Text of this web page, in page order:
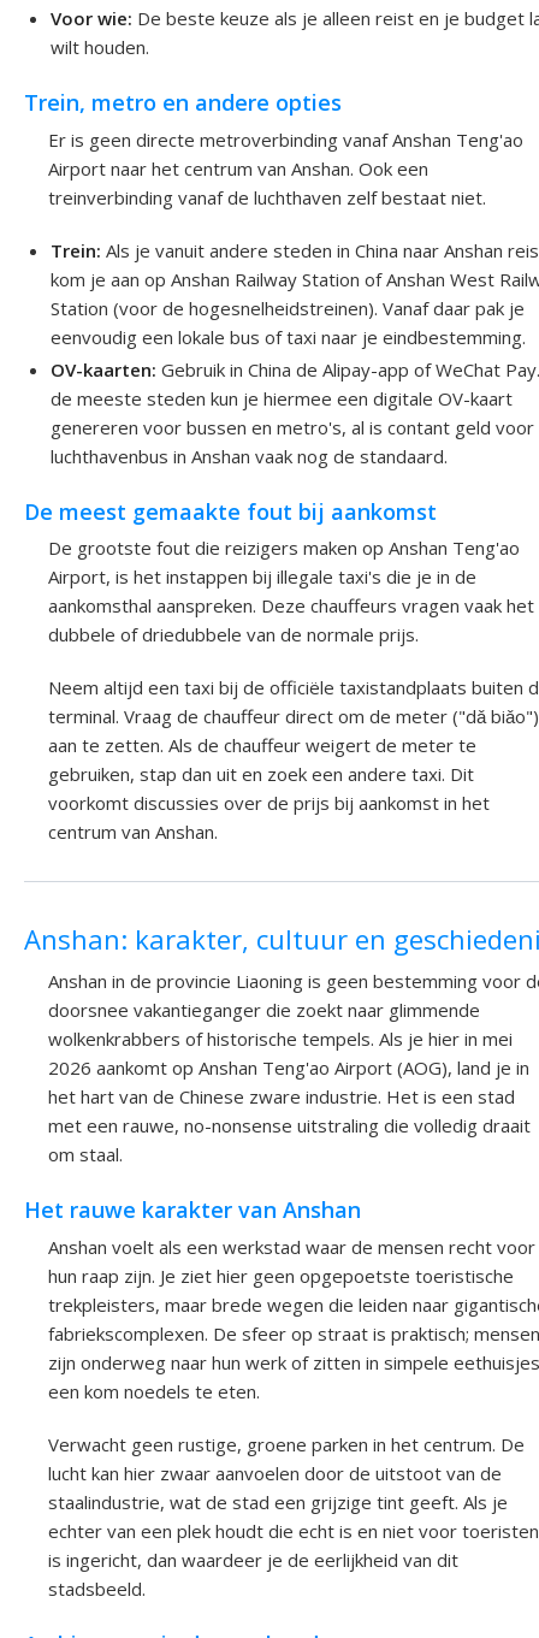
Voor wie: De beste keuze als je alleen reist en je budget
wilt houden.
Trein, metro en andere opties
Er is geen directe metroverbinding vanaf Anshan Teng'ao
Airport naar het centrum van Anshan. Ook een
treinverbinding vanaf de luchthaven zelf bestaat niet.
Trein: Als je vanuit andere steden in China naar Anshan
kom je aan op Anshan Railway Station of Anshan West
Station (voor de hogesnelheidstreinen). Vanaf daar pak je
eenvoudig een lokale bus of taxi naar je eindbestemming.
OV-kaarten: Gebruik in China de Alipay-app of WeChat
de meeste steden kun je hiermee een digitale OV-kaart
genereren voor bussen en metro's, al is contant geld
luchthavenbus in Anshan vaak nog de standaard.
De meest gemaakte fout bij aankomst
De grootste fout die reizigers maken op Anshan Teng'ao
Airport, is het instappen bij illegale taxi's die je in de
aankomsthal aanspreken. Deze chauffeurs vragen vaak het
dubbele of driedubbele van de normale prijs.
Neem altijd een taxi bij de officiële taxistandplaats buiten
terminal. Vraag de chauffeur direct om de meter ("dǎ biǎo")
aan te zetten. Als de chauffeur weigert de meter te
gebruiken, stap dan uit en zoek een andere taxi. Dit
voorkomt discussies over de prijs bij aankomst in het
centrum van Anshan.
Anshan: karakter, cultuur en
Anshan in de provincie Liaoning is geen bestemming voor
doorsnee vakantieganger die zoekt naar glimmende
wolkenkrabbers of historische tempels. Als je hier in mei
2026 aankomt op Anshan Teng'ao Airport (AOG), land je in
het hart van de Chinese zware industrie. Het is een stad
met een rauwe, no-nonsense uitstraling die volledig draait
om staal.
Het rauwe karakter van Anshan
Anshan voelt als een werkstad waar de mensen recht voor
hun raap zijn. Je ziet hier geen opgepoetste toeristische
trekpleisters, maar brede wegen die leiden naar
fabriekscomplexen. De sfeer op straat is praktisch; mensen
zijn onderweg naar hun werk of zitten in simpele eethuisjes
een kom noedels te eten.
Verwacht geen rustige, groene parken in het centrum. De
lucht kan hier zwaar aanvoelen door de uitstoot van de
staalindustrie, wat de stad een grijzige tint geeft. Als je
echter van een plek houdt die echt is en niet voor toeristen
is ingericht, dan waardeer je de eerlijkheid van dit
stadsbeeld.